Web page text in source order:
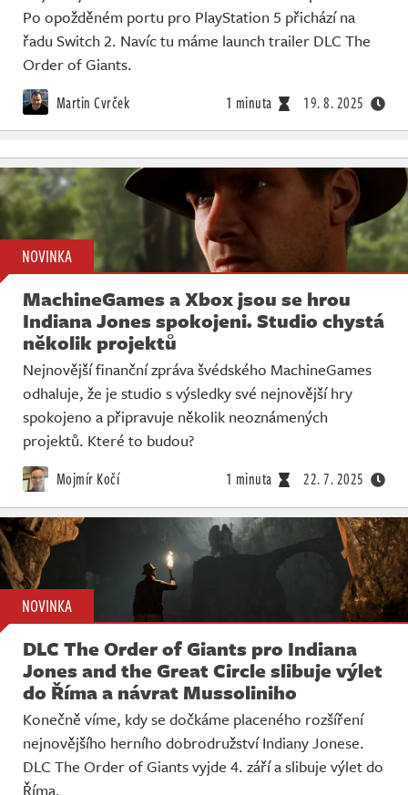
Po opožděném portu pro PlayStation 5 přichází na
řadu Switch 2. Navíc tu máme launch trailer DLC The
Order of Giants.
Martin Cvrček 1 minuta 19. 8. 2025
NOVINKA
MachineGames a Xbox jsou se hrou
Indiana Jones spokojeni. Studio chystá
několik projektů
Nejnovější finanční zpráva švédského MachineGames
odhaluje, že je studio s výsledky své nejnovější hry
spokojeno a připravuje několik neoznámených
projektů. Které to budou?
Mojmír Kočí 1 minuta 22. 7. 2025
NOVINKA
DLC The Order of Giants pro Indiana
Jones and the Great Circle slibuje výlet
do Říma a návrat Mussoliniho
Konečně víme, kdy se dočkáme placeného rozšíření
nejnovějšího herního dobrodružství Indiany Jonese.
DLC The Order of Giants vyjde 4. září a slibuje výlet do
Říma.